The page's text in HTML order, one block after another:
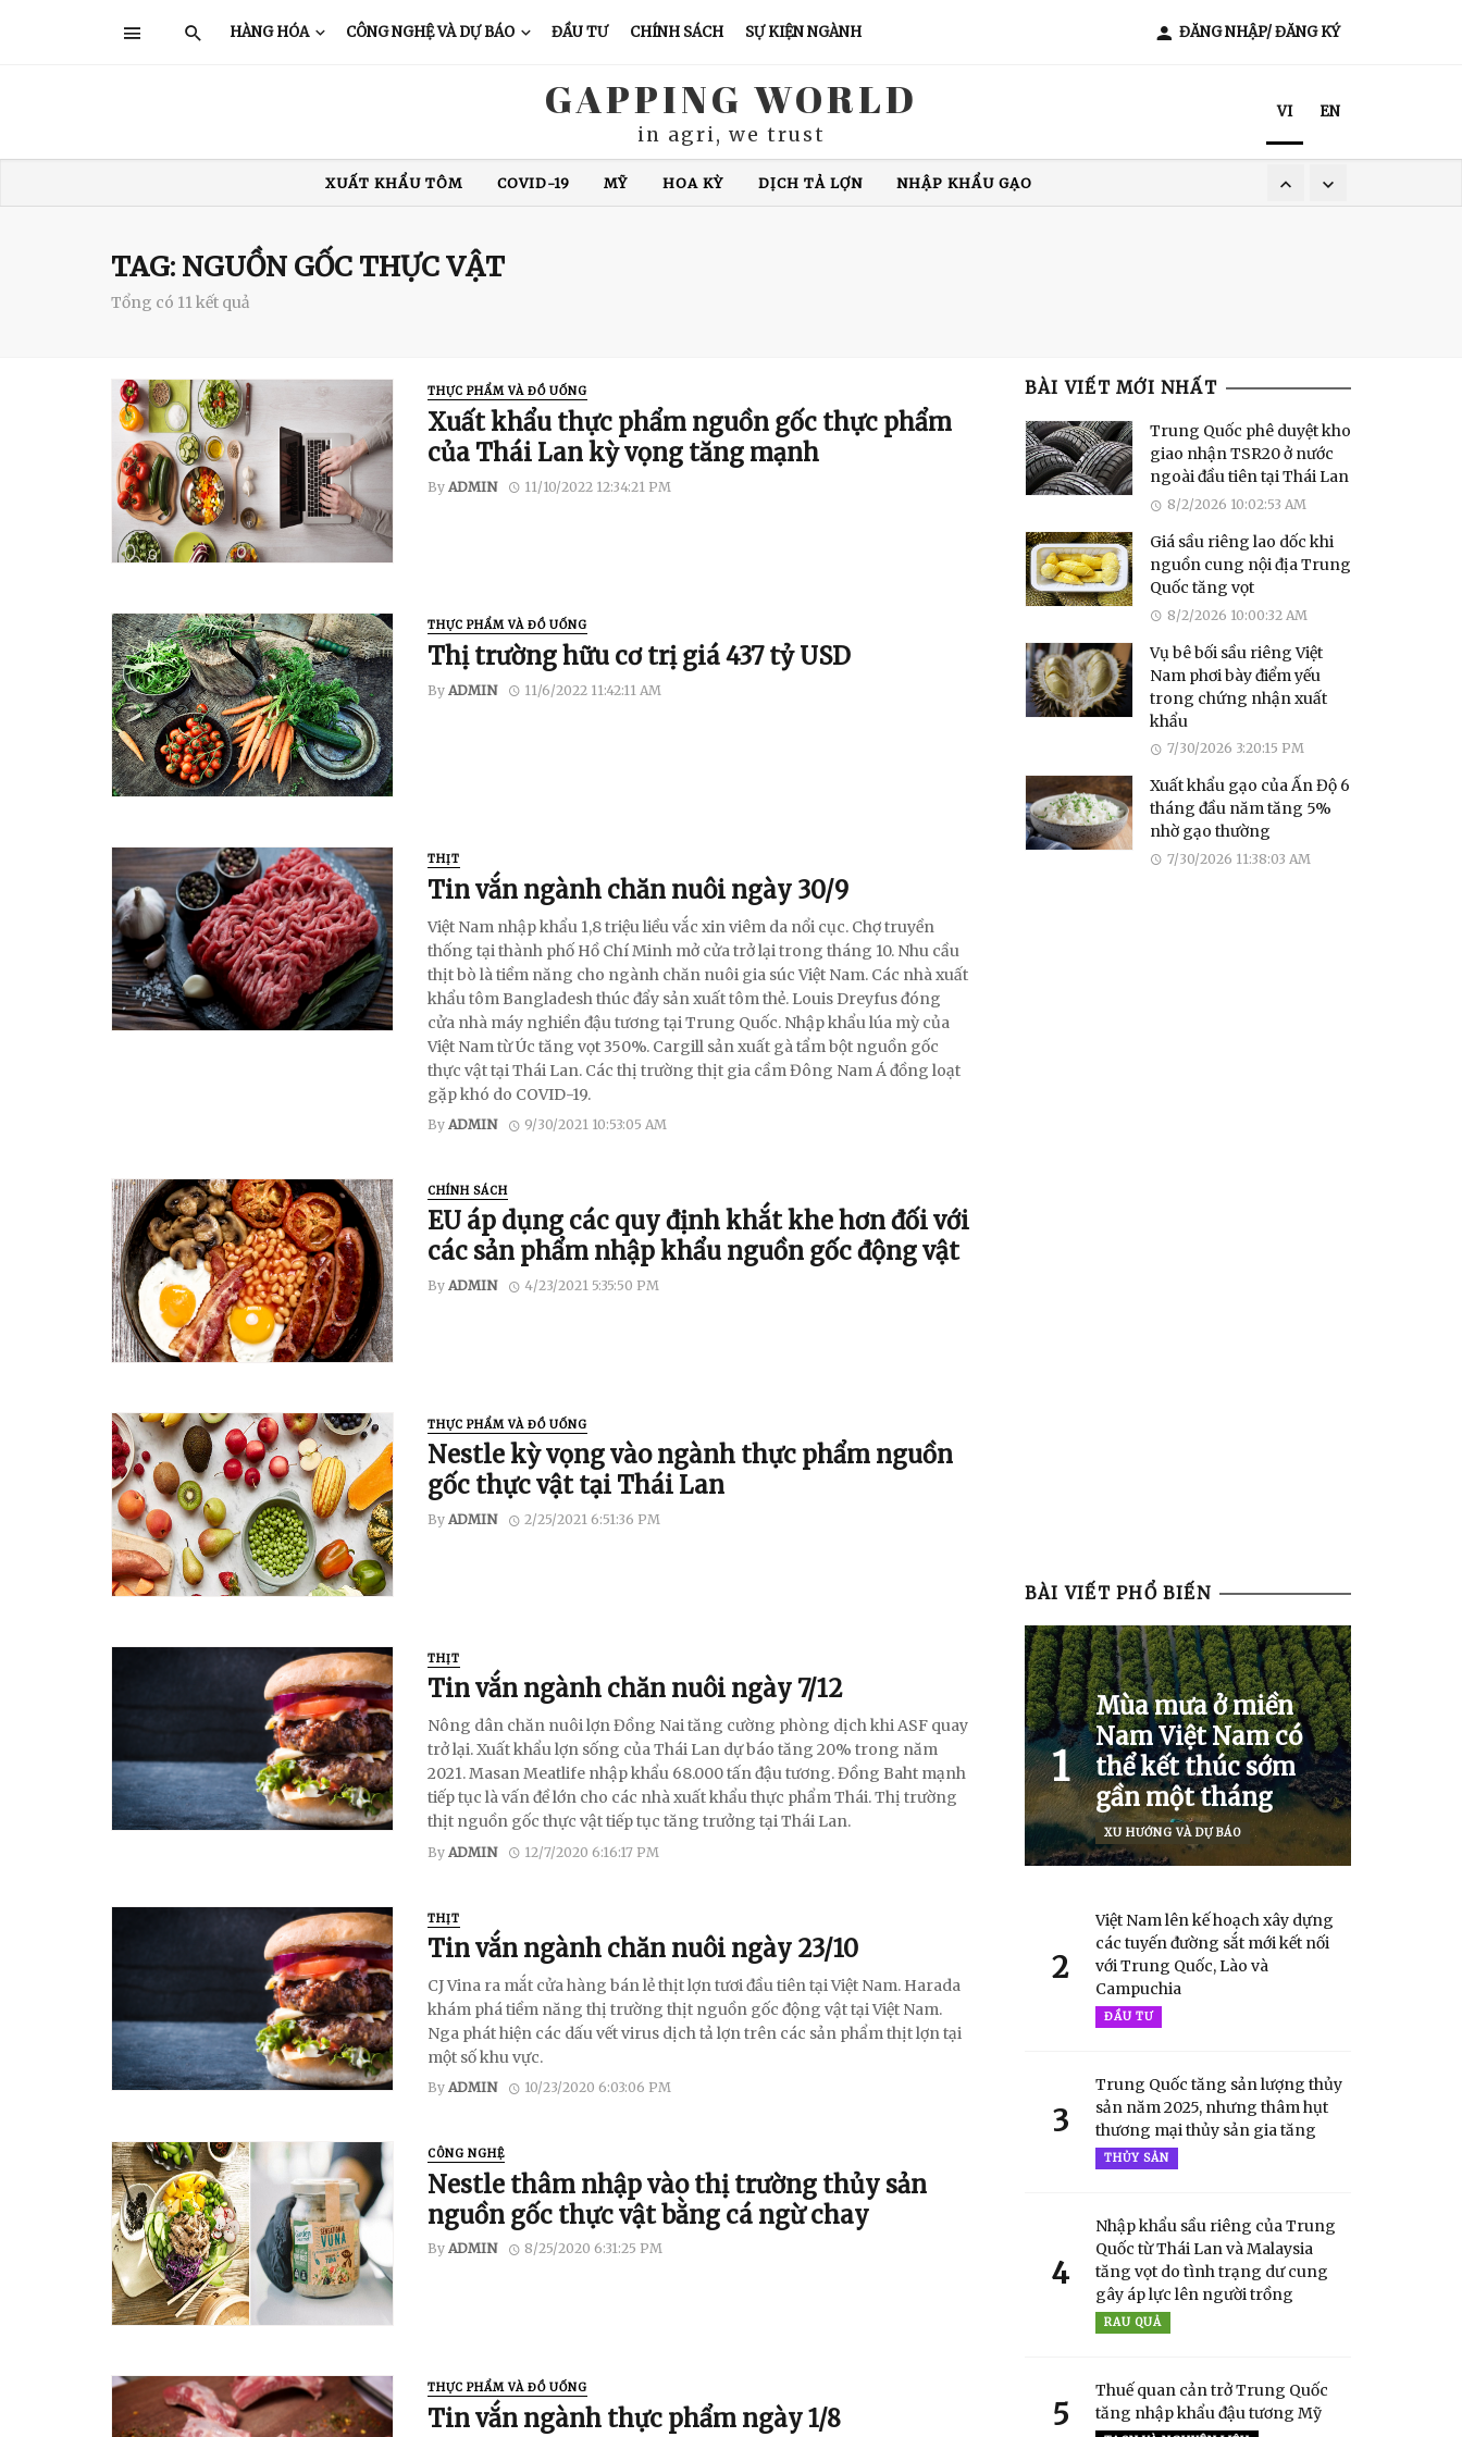
HÀNG HÓA CÔNG NGHỆ VÀ DỰ BÁO ĐẦU TƯ CHÍNH SÁCH SỰ KIỆN NGÀNH ĐĂNG NHẬP/ ĐĂNG KÝ
GAPPING WORLD
in agri, we trust
VI EN
XUẤT KHẨU TÔM COVID-19 MỸ HOA KỲ DỊCH TẢ LỢN
NHẬP KHẨU GẠO
TRUNG QUỐC
ẤN ĐỘ
TAG: NGUỒN GỐC THỰC VẬT
Tổng có 11 kết quả
THỰC PHẨM VÀ ĐỒ UỐNG
Xuất khẩu thực phẩm nguồn gốc thực phẩm
của Thái Lan kỳ vọng tăng mạnh
By ADMIN 11/10/2022 12:34:21 PM
THỰC PHẨM VÀ ĐỒ UỐNG
Thị trường hữu cơ trị giá 437 tỷ USD
By ADMIN 11/6/2022 11:42:11 AM
THỊT
Tin vắn ngành chăn nuôi ngày 30/9
​​​​​​​Việt Nam nhập khẩu 1,8 triệu liều vắc xin viêm da nổi cục. Chợ truyền
thống tại thành phố Hồ Chí Minh mở cửa trở lại trong tháng 10. Nhu cầu
thịt bò là tiềm năng cho ngành chăn nuôi gia súc Việt Nam. Các nhà xuất
khẩu tôm Bangladesh thúc đẩy sản xuất tôm thẻ. Louis Dreyfus đóng
cửa nhà máy nghiền đậu tương tại Trung Quốc. Nhập khẩu lúa mỳ của
Việt Nam từ Úc tăng vọt 350%. Cargill sản xuất gà tẩm bột nguồn gốc
thực vật tại Thái Lan. Các thị trường thịt gia cầm Đông Nam Á đồng loạt
gặp khó do COVID-19.
By ADMIN 9/30/2021 10:53:05 AM
CHÍNH SÁCH
EU áp dụng các quy định khắt khe hơn đối với
các sản phẩm nhập khẩu nguồn gốc động vật
By ADMIN 4/23/2021 5:35:50 PM
THỰC PHẨM VÀ ĐỒ UỐNG
Nestle kỳ vọng vào ngành thực phẩm nguồn
gốc thực vật tại Thái Lan
By ADMIN 2/25/2021 6:51:36 PM
THỊT
Tin vắn ngành chăn nuôi ngày 7/12
​​​​​​​Nông dân chăn nuôi lợn Đồng Nai tăng cường phòng dịch khi ASF quay
trở lại. Xuất khẩu lợn sống của Thái Lan dự báo tăng 20% trong năm
2021. Masan Meatlife nhập khẩu 68.000 tấn đậu tương. Đồng Baht mạnh
tiếp tục là vấn đề lớn cho các nhà xuất khẩu thực phẩm Thái. Thị trường
thịt nguồn gốc thực vật tiếp tục tăng trưởng tại Thái Lan.
By ADMIN 12/7/2020 6:16:17 PM
THỊT
Tin vắn ngành chăn nuôi ngày 23/10
​​​​​​​CJ Vina ra mắt cửa hàng bán lẻ thịt lợn tươi đầu tiên tại Việt Nam. Harada
khám phá tiềm năng thị trường thịt nguồn gốc động vật tại Việt Nam.
Nga phát hiện các dấu vết virus dịch tả lợn trên các sản phẩm thịt lợn tại
một số khu vực.
By ADMIN 10/23/2020 6:03:06 PM
CÔNG NGHỆ
Nestle thâm nhập vào thị trường thủy sản
nguồn gốc thực vật bằng cá ngừ chay
By ADMIN 8/25/2020 6:31:25 PM
THỰC PHẨM VÀ ĐỒ UỐNG
Tin vắn ngành thực phẩm ngày 1/8
BÀI VIẾT MỚI NHẤT
Trung Quốc phê duyệt kho
giao nhận TSR20 ở nước
ngoài đầu tiên tại Thái Lan
8/2/2026 10:02:53 AM
Giá sầu riêng lao dốc khi
nguồn cung nội địa Trung
Quốc tăng vọt
8/2/2026 10:00:32 AM
Vụ bê bối sầu riêng Việt
Nam phơi bày điểm yếu
trong chứng nhận xuất
khẩu
7/30/2026 3:20:15 PM
Xuất khẩu gạo của Ấn Độ 6
tháng đầu năm tăng 5%
nhờ gạo thường
7/30/2026 11:38:03 AM
BÀI VIẾT PHỔ BIẾN
1
Mùa mưa ở miền
Nam Việt Nam có
thể kết thúc sớm
gần một tháng
XU HƯỚNG VÀ DỰ BÁO
2
Việt Nam lên kế hoạch xây dựng
các tuyến đường sắt mới kết nối
với Trung Quốc, Lào và
Campuchia
ĐẦU TƯ
3
Trung Quốc tăng sản lượng thủy
sản năm 2025, nhưng thâm hụt
thương mại thủy sản gia tăng
THỦY SẢN
4
Nhập khẩu sầu riêng của Trung
Quốc từ Thái Lan và Malaysia
tăng vọt do tình trạng dư cung
gây áp lực lên người trồng
RAU QUẢ
5
Thuế quan cản trở Trung Quốc
tăng nhập khẩu đậu tương Mỹ